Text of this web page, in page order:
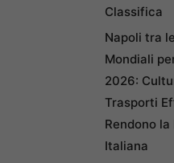
Classifica
Napoli tra
Mondiali
2026:
Trasporti
Rendono
Italiana